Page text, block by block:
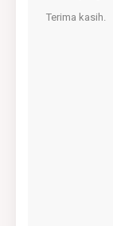
Terima kasih.